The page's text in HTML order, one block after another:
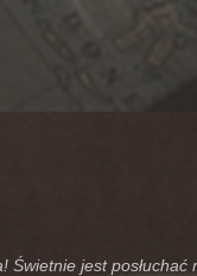
jest posłuchać